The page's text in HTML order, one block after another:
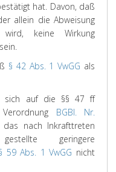
hat. Davon, daß
allein die Abweisung
wird, keine Wirkung
§ 42 Abs. 1 VwGG als
sich auf die §§ 47 ff
BGBl. Nr.
nach Inkrafttreten
geringere
59 Abs. 1 VwGG nicht